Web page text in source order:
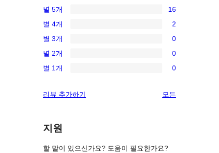
16/5-
별
점
후
기
별 5개 16
2/4-
별
점
후
별 4개 2
0/3-
별
점
기
별 3개 0
0/2-
별
후
별 2개 0
0/1-
점
기
별 1개 0
리뷰 추가하기 모든
지원
할 말이 있으신가요? 도움이 필요한가요?